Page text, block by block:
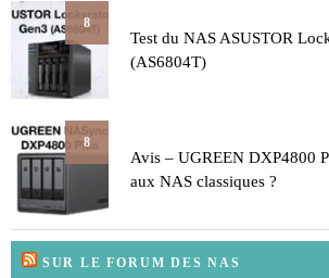
8
Test du NAS ASUSTOR
(AS6804T)
8
Avis – UGREEN DXP4800
aux NAS classiques ?
SUR LE FORUM DES NAS